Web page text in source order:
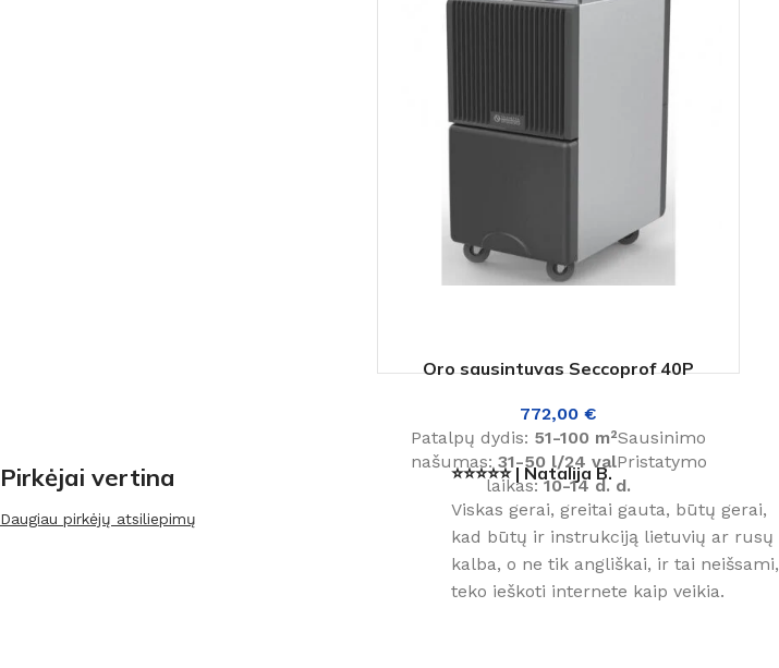
Oro sausintuvas Seccoprof 40P
772,00€
Patalpų dydis: 51-100 m²Sausinimo
našumas: 31-50 l/24 valPristatymo
laikas:10-14 d. d.
Pirkėjai vertina
Daugiau pirkėjų atsiliepimų
⭐⭐⭐⭐⭐ | Natalija B.
Viskas gerai, greitai gauta, būtų gerai,
kad būtų ir instrukciją lietuvių ar rusų
kalba, o ne tik angliškai, ir tai neišsami,
teko ieškoti internete kaip veikia.